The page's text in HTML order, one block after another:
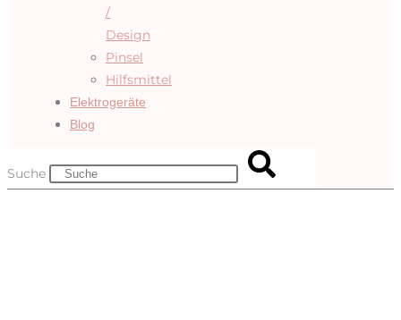
/
Design
Pinsel
Hilfsmittel
Elektrogeräte
Blog
Suche